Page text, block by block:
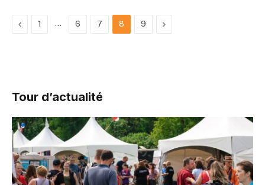
Previous
1 … 6 7 8 9 Next
Tour d’actualité